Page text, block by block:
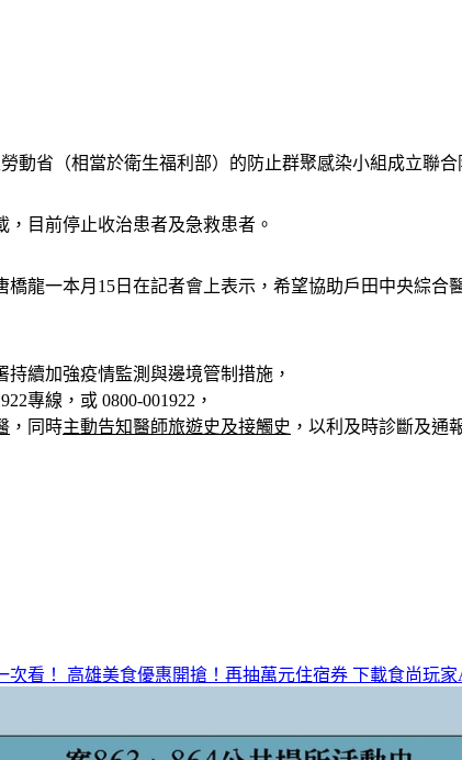
動省（相當於衛生福利部）的防止群聚感染小組成立聯
，目前停止收治患者及急救患者。
龍一本月15日在記者會上表示，希望協助戶田中央綜合
持續加強疫情監測與邊境管制措施，
專線，或 0800-001922，
，同時主動告知醫師旅遊史及接觸史 ，以利及時診斷及通
次看！ 高雄美食優惠開搶！再抽萬元住宿券 下載食尚玩